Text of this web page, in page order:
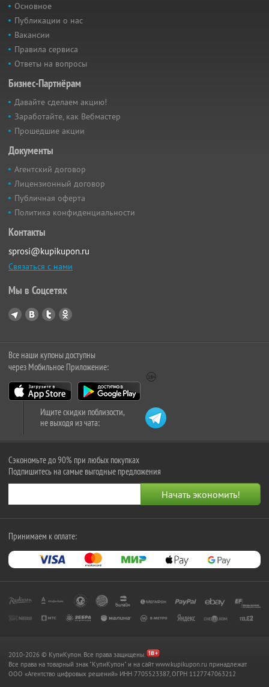
Основное
Публикации о нас
Вакансии
Правила сервиса
Ответы на вопросы
Бизнес-Партнёрам
Давайте сделаем акцию!
Заработайте, как Вебмастер
Прошедшие акции
Документы
Агентский договор
Лицензионный договор
Публичная оферта
Политика конфиденциальности
Контакты
sprosi@kupikupon.ru
Связаться с нами
Мы в Соцсетях
Все наши купоны доступны
через Мобильное Приложение:
Ищите скидки поблизости,
не выходя из чата:
Сэкономьте до 90% при любых покупках
Подпишитесь на самые выгодные предложения
Принимаем к оплате:
2010-2026 © КупиКупон. Все права защищены.
Все права на товарный знак "КупиКупон" и на сайт www.kupikupon.ru принадлежат
OOO «Агентство цифровых решений» ИНН 7705523387, ОГРН 1127747063212